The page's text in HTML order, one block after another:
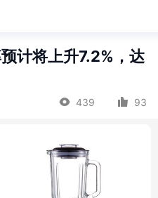
计将上升7.2%，达
439 93